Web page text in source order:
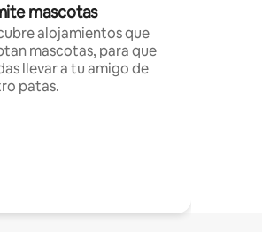
mascotas
alojamientos que
mascotas, para que
llevar a tu amigo de
patas.